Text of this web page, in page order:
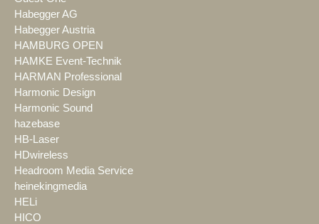
Habegger AG
Habegger Austria
HAMBURG OPEN
HAMKE Event-Technik
HARMAN Professional
Harmonic Design
Harmonic Sound
hazebase
HB-Laser
HDwireless
Headroom Media Service
heinekingmedia
HELi
HICO